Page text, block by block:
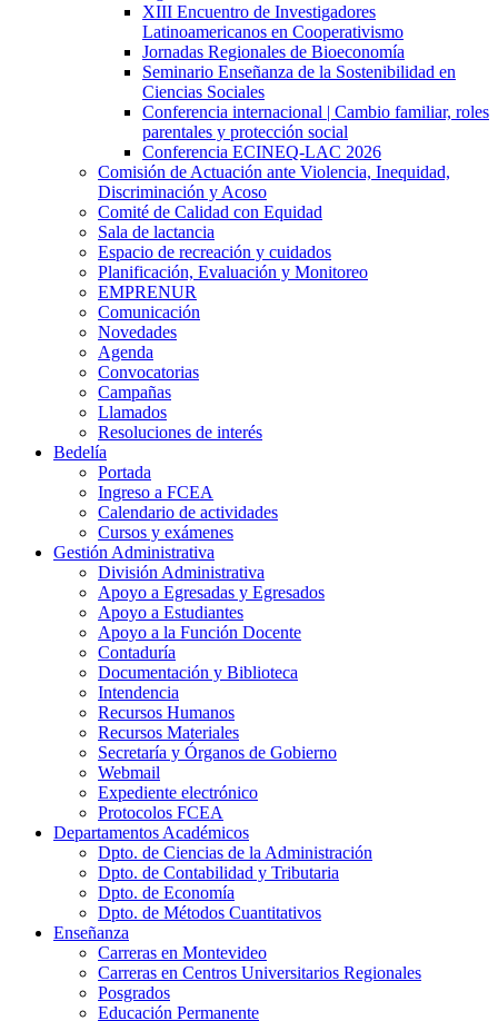
XIII Encuentro de Investigadores
Latinoamericanos en Cooperativismo
Jornadas Regionales de Bioeconomía
Seminario Enseñanza de la Sostenibilidad en
Ciencias Sociales
Conferencia internacional | Cambio familiar, roles
parentales y protección social
Conferencia ECINEQ-LAC 2026
Comisión de Actuación ante Violencia, Inequidad,
Discriminación y Acoso
Comité de Calidad con Equidad
Sala de lactancia
Espacio de recreación y cuidados
Planificación, Evaluación y Monitoreo
EMPRENUR
Comunicación
Novedades
Agenda
Convocatorias
Campañas
Llamados
Resoluciones de interés
Bedelía
Portada
Ingreso a FCEA
Calendario de actividades
Cursos y exámenes
Gestión Administrativa
División Administrativa
Apoyo a Egresadas y Egresados
Apoyo a Estudiantes
Apoyo a la Función Docente
Contaduría
Documentación y Biblioteca
Intendencia
Recursos Humanos
Recursos Materiales
Secretaría y Órganos de Gobierno
Webmail
Expediente electrónico
Protocolos FCEA
Departamentos Académicos
Dpto. de Ciencias de la Administración
Dpto. de Contabilidad y Tributaria
Dpto. de Economía
Dpto. de Métodos Cuantitativos
Enseñanza
Carreras en Montevideo
Carreras en Centros Universitarios Regionales
Posgrados
Educación Permanente